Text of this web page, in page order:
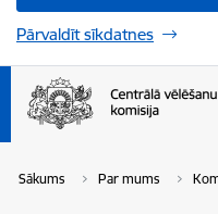
Pārvaldīt sīkdatnes
Sākums Par mums